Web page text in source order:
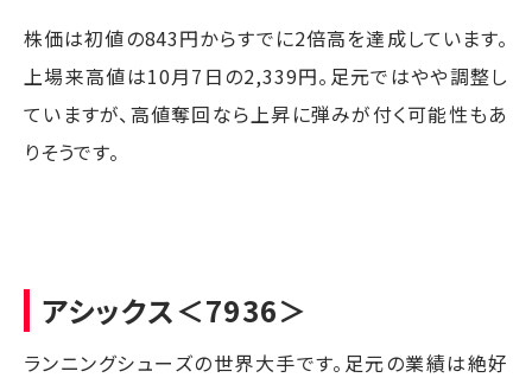
株価は初値の843円からすでに2倍高を達成しています。
上場来高値は10月7日の2,339円。足元ではやや調整し
ていますが、高値奪回なら上昇に弾みが付く可能性もあ
りそうです。
アシックス＜7936＞
ランニングシューズの世界大手です。足元の業績は絶好